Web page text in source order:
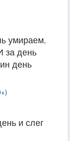
умираем.
за день
день
и слег